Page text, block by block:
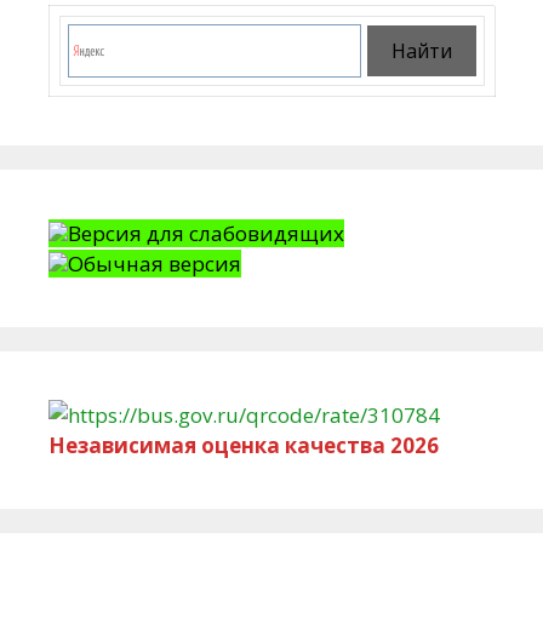
Версия для слабовидящих
Обычная версия
Независимая оценка качества 2026